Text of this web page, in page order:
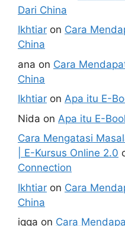
Dari China
Ikhtiar on Cara
China
ana on Cara
China
Ikhtiar on Apa itu E-
Nida on Apa itu E-
Cara Mengatasi
| E-Kursus Online 2.0
Connection
Ikhtiar on Cara
China
iqqa on Cara